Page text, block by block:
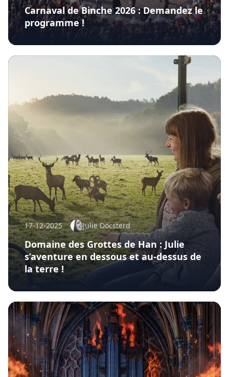
Carnaval de Binche 2026 : Demandez le
programme !
17-12-2025 Julie Docsterd
Domaine des Grottes de Han : Julie
s’aventure en dessous et au-dessus de
la terre !